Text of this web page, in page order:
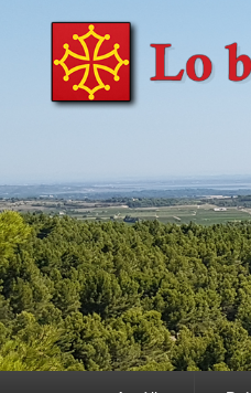
País
Paratge e Convivència